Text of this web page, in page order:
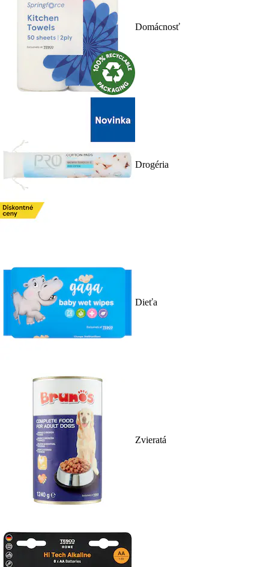
Domácnosť
Drogéria
Dieťa
Zvieratá